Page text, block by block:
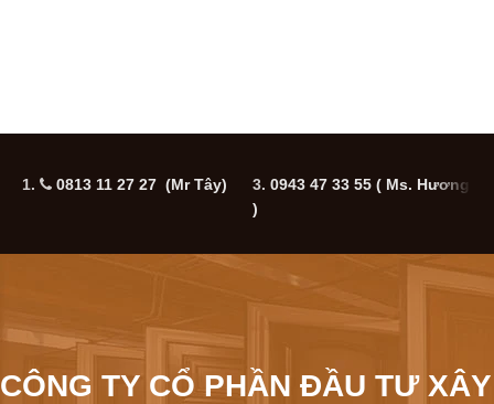
1. 0813 11 27 27 (Mr Tây) 3. 0943 47 33 55 ( Ms. Hương
)
CÔNG TY CỔ PHẦN ĐẦU TƯ XÂY